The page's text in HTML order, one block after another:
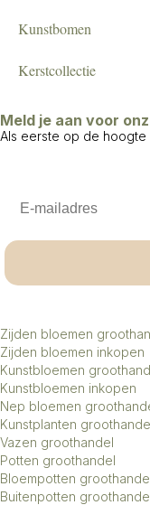
Kunstbomen
Kerstcollectie
Meld je aan voor
Als eerste op de
Zijden bloemen
Zijden bloemen inkopen
Kunstbloemen
Kunstbloemen inkopen
Nep bloemen
Kunstplanten
Vazen groothandel
Potten groothandel
Bloempotten
Buitenpotten